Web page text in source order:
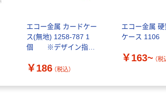
エコー金属 カードケー
ス(無地) 1258-787 1
個 ※デザイン指定
￥186 （税込）
エコー金属 硬
ケース 1106
￥163~ （税